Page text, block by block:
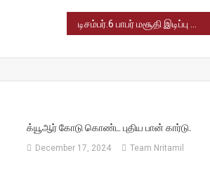
க்யூஆர் கோடு கொண்ட புதிய பான் கார்டு.
December 17, 2024 Team Nritamil